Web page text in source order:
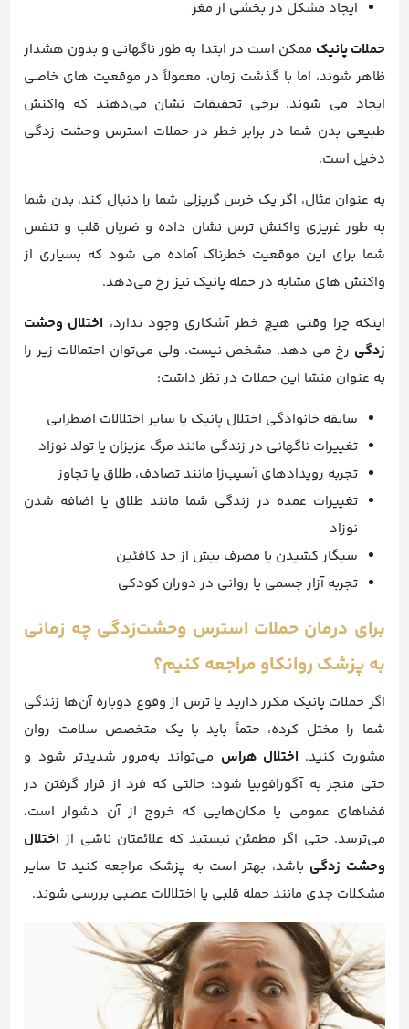
ایجاد مشکل در بخشی از مغز
حملات پانیک ممکن است در ابتدا به طور ناگهانی و بدون هشدار
ظاهر شوند، اما با گذشت زمان، معمولاً در موقعیت های خاصی
ایجاد می شوند. برخی تحقیقات نشان می‌دهند که واکنش
طبیعی بدن شما در برابر خطر در حملات استرس وحشت زدگی
دخیل است.
به عنوان مثال، اگر یک خرس گریزلی شما را دنبال کند، بدن شما
به طور غریزی واکنش ترس نشان داده و ضربان قلب و تنفس
شما برای این موقعیت خطرناک آماده می شود که بسیاری از
واکنش های مشابه در حمله پانیک نیز رخ می‌دهد.
اینکه چرا وقتی هیچ خطر آشکاری وجود ندارد، اختلال وحشت
زدگی رخ می دهد، مشخص نیست. ولی می‌توان احتمالات زیر را
به عنوان منشا این حملات در نظر داشت:
سابقه خانوادگی اختلال پانیک یا سایر اختلالات اضطرابی
تغییرات ناگهانی در زندگی مانند مرگ عزیزان یا تولد نوزاد
تجربه رویدادهای آسیب‌زا مانند تصادف، طلاق یا تجاوز
تغییرات عمده در زندگی شما مانند طلاق یا اضافه شدن
نوزاد
سیگار کشیدن یا مصرف بیش از حد کافئین
تجربه آزار جسمی یا روانی در دوران کودکی
برای درمان حملات استرس وحشت‌زدگی چه زمانی
به پزشک روانکاو مراجعه کنیم؟
اگر حملات پانیک مکرر دارید یا ترس از وقوع دوباره آن‌ها زندگی
شما را مختل کرده، حتماً باید با یک متخصص سلامت روان
مشورت کنید. اختلال هراس می‌تواند به‌مرور شدیدتر شود و
حتی منجر به آگورافوبیا شود؛ حالتی که فرد از قرار گرفتن در
فضاهای عمومی یا مکان‌هایی که خروج از آن دشوار است،
می‌ترسد. حتی اگر مطمئن نیستید که علائمتان ناشی از اختلال
وحشت زدگی باشد، بهتر است به پزشک مراجعه کنید تا سایر
مشکلات جدی مانند حمله قلبی یا اختلالات عصبی بررسی شوند.